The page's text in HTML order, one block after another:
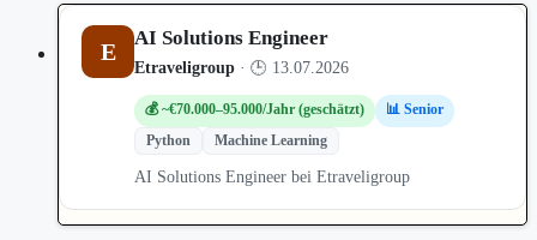
E AI Solutions Engineer
Etraveligroup · 🕒 13.07.2026
💰 ~€70.000–95.000/Jahr (geschätzt)
📊 Senior
Python
Machine Learning
AI Solutions Engineer bei Etraveligroup